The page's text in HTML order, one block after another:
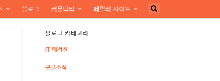
블로그 커뮤니티 페밀리 사이트
블로그 카테고리
IT 매거진
구글소식